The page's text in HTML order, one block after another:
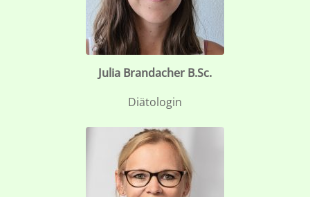
Julia Brandacher B.Sc.
Diätologin